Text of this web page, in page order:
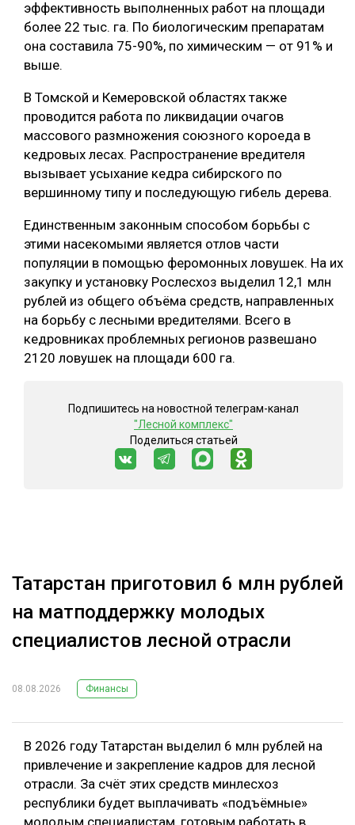
эффективность выполненных работ на площади
более 22 тыс. га. По биологическим препаратам
она составила 75-90%, по химическим — от 91% и
выше.
В Томской и Кемеровской областях также
проводится работа по ликвидации очагов
массового размножения союзного короеда в
кедровых лесах. Распространение вредителя
вызывает усыхание кедра сибирского по
вершинному типу и последующую гибель дерева.
Единственным законным способом борьбы с
этими насекомыми является отлов части
популяции в помощью феромонных ловушек. На их
закупку и установку Рослесхоз выделил 12,1 млн
рублей из общего объёма средств, направленных
на борьбу с лесными вредителями. Всего в
кедровниках проблемных регионов развешано
2120 ловушек на площади 600 га.
Подпишитесь на новостной телеграм-канал
"Лесной комплекс"
Поделиться статьей
Татарстан приготовил 6 млн рублей
на матподдержку молодых
специалистов лесной отрасли
08.08.2026 Финансы
В 2026 году Татарстан выделил 6 млн рублей на
привлечение и закрепление кадров для лесной
отрасли. За счёт этих средств минлесхоз
республики будет выплачивать «подъёмные»